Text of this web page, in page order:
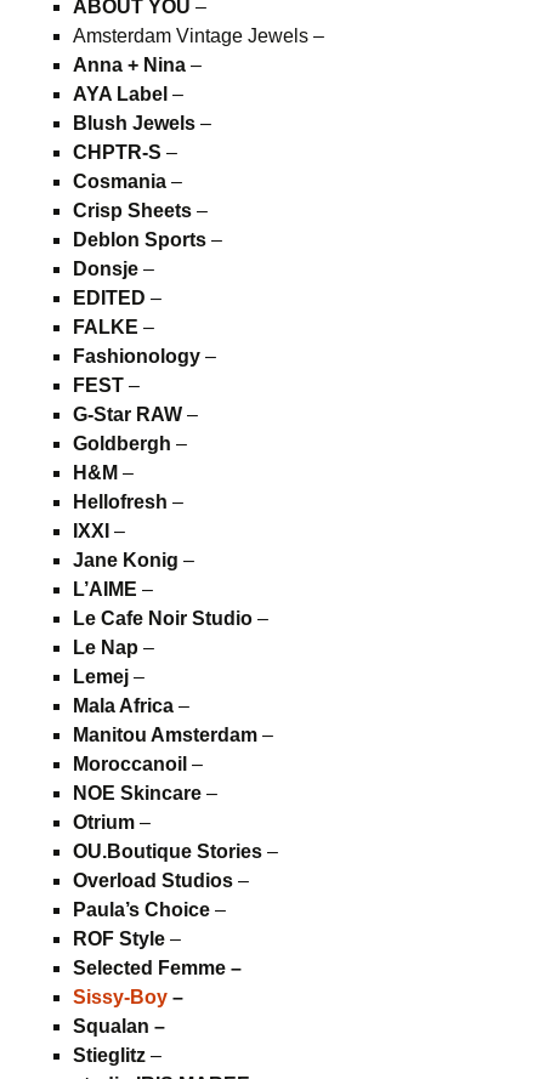
ABOUT YOU –
Amsterdam Vintage Jewels –
Anna + Nina –
AYA Label –
Blush Jewels –
CHPTR-S –
Cosmania –
Crisp Sheets –
Deblon Sports –
Donsje –
EDITED –
FALKE –
Fashionology –
FEST –
G-Star RAW –
Goldbergh –
H&M –
Hellofresh –
IXXI –
Jane Konig –
L’AIME –
Le Cafe Noir Studio –
Le Nap –
Lemej –
Mala Africa –
Manitou Amsterdam –
Moroccanoil –
NOE Skincare –
Otrium –
OU.Boutique Stories –
Overload Studios –
Paula’s Choice –
ROF Style –
Selected Femme –
Sissy-Boy –
Squalan –
Stieglitz –